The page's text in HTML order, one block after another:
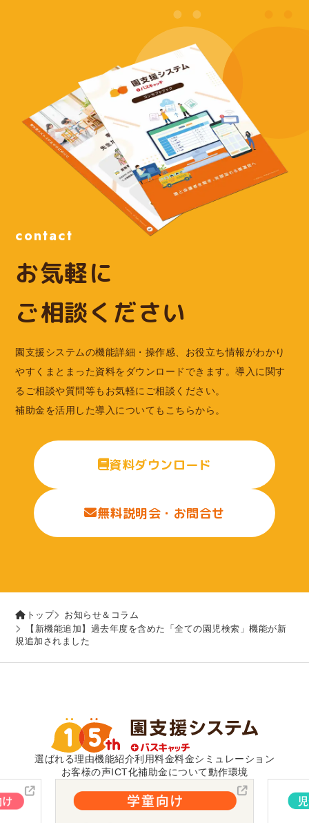
contact
お気軽に
ご相談ください
園支援システムの機能詳細・操作感、お役立ち情報がわかり
やすくまとまった資料をダウンロードできます。導入に関す
るご相談や質問等もお気軽にご相談ください。
補助金を活用した導入についてもこちらから。
資料ダウンロード
無料説明会・お問合せ
トップ
お知らせ＆コラム
【新機能追加】過去年度を含めた「全ての園児検索」機能が新
規追加されました
選ばれる理由機能紹介利用料金料金シミュレーション
お客様の声ICT化補助金について動作環境